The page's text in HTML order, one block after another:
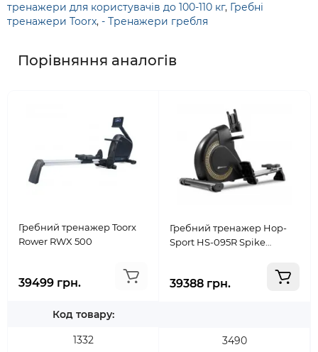
тренажери для користувачів до 100-110 кг, Гребні
тренажери Toorx, - Тренажери гребля
Порівняння аналогів
Гребний тренажер Toorx
Rower RWX 500
39499 грн.
Код товару:
1332
Гребний тренажер Hop-
Sport HS-095R Spike
39388 грн.
3490